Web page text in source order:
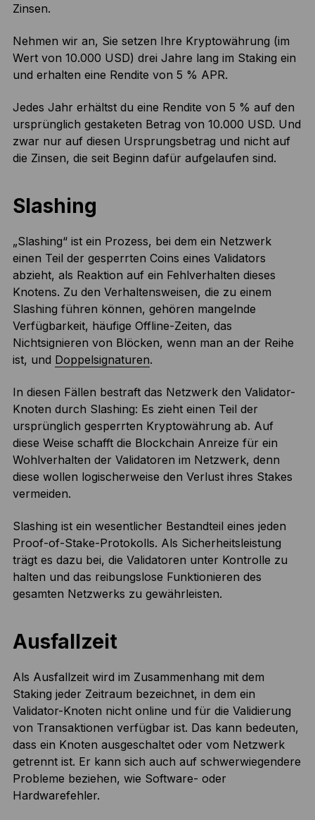
Zinsen.
Nehmen wir an, Sie setzen Ihre Kryptowährung (im
Wert von 10.000 USD) drei Jahre lang im Staking ein
und erhalten eine Rendite von 5 % APR.
Jedes Jahr erhältst du eine Rendite von 5 % auf den
ursprünglich gestaketen Betrag von 10.000 USD. Und
zwar nur auf diesen Ursprungsbetrag und nicht auf
die Zinsen, die seit Beginn dafür aufgelaufen sind.
Slashing
„Slashing“ ist ein Prozess, bei dem ein Netzwerk
einen Teil der gesperrten Coins eines Validators
abzieht, als Reaktion auf ein Fehlverhalten dieses
Knotens. Zu den Verhaltensweisen, die zu einem
Slashing führen können, gehören mangelnde
Verfügbarkeit, häufige Offline-Zeiten, das
Nichtsignieren von Blöcken, wenn man an der Reihe
ist, und Doppelsignaturen.
In diesen Fällen bestraft das Netzwerk den Validator-
Knoten durch Slashing: Es zieht einen Teil der
ursprünglich gesperrten Kryptowährung ab. Auf
diese Weise schafft die Blockchain Anreize für ein
Wohlverhalten der Validatoren im Netzwerk, denn
diese wollen logischerweise den Verlust ihres Stakes
vermeiden.
Slashing ist ein wesentlicher Bestandteil eines jeden
Proof-of-Stake-Protokolls. Als Sicherheitsleistung
trägt es dazu bei, die Validatoren unter Kontrolle zu
halten und das reibungslose Funktionieren des
gesamten Netzwerks zu gewährleisten.
Ausfallzeit
Als Ausfallzeit wird im Zusammenhang mit dem
Staking jeder Zeitraum bezeichnet, in dem ein
Validator-Knoten nicht online und für die Validierung
von Transaktionen verfügbar ist. Das kann bedeuten,
dass ein Knoten ausgeschaltet oder vom Netzwerk
getrennt ist. Er kann sich auch auf schwerwiegendere
Probleme beziehen, wie Software- oder
Hardwarefehler.